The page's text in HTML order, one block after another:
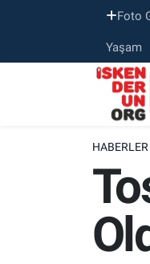
Foto
Yaşam
HABERLER